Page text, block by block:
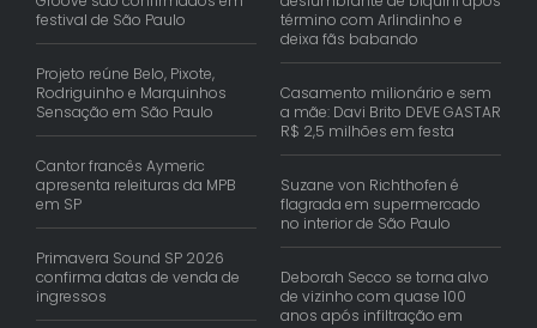
festival de São Paulo
Projeto reúne Belo, Pixote,
Rodriguinho e Marquinhos
Sensação em São Paulo
Cantor francês Aymeric
apresenta releituras da MPB
em SP
Primavera Sound SP 2026
confirma datas de venda de
ingressos
término com Arlindinho e
deixa fãs babando
Casamento milionário e sem
a mãe: Davi Brito DEVE GASTAR
R$ 2,5 milhões em festa
Suzane von Richthofen é
flagrada em supermercado
no interior de São Paulo
Deborah Secco se torna alvo
de vizinho com quase 100
anos após infiltração em